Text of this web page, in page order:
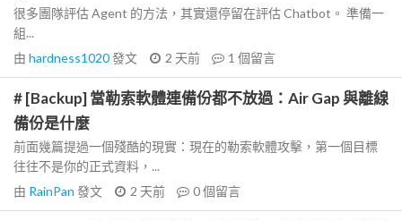
很多團隊評估 Agent 的方法，其實還停留在評估 Chatbot。 準備一
組...
由 hardness1020發文 2 天前 1 個留言
# [Backup] 當勒索軟體連備份都不放過：Air Gap 與離線
備份是什麼
前面幾篇提過一個殘酷的現實：現在的勒索軟體攻擊，第一個目標
往往不是你的正式資料，...
由 RainPan 發文 2 天前 0個留言